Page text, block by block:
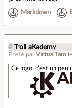
Markdown
# Troll aKademy
Posté par VirtualTam
Ce logo, c'est un peu